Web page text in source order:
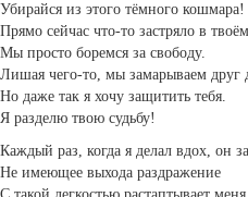
Убирайся из этого тёмного кошмара!
Прямо сейчас что-то застряло в
Мы просто боремся за свободу.
Лишая чего-то, мы замарываем друг
Но даже так я хочу защитить тебя.
Я разделю твою судьбу!
Каждый раз, когда я делал вдох, он
Не имеющее выхода раздражение